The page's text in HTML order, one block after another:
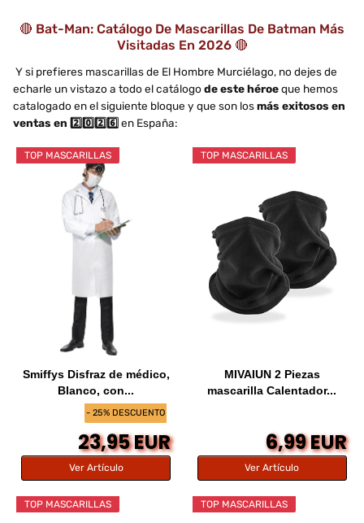
🔴 Bat-Man: Catálogo De Mascarillas De Batman Más
Visitadas En 2026 🔴
Y si prefieres mascarillas de El Hombre Murciélago, no dejes de
echarle un vistazo a todo el catálogode este héroeque hemos
catalogado en el siguiente bloque y que son losmás exitosos en
ventas en 2️⃣0️⃣2️⃣6️⃣en España:
- 25% DESCUENTO
TOP MASCARILLAS
Smiffys Disfraz de médico,
Blanco, con...
23,95 EUR
Ver Artículo
TOP MASCARILLAS
MIVAIUN 2 Piezas
mascarilla Calentador...
6,99 EUR
Ver Artículo
TOP MASCARILLAS TOP MASCARILLAS